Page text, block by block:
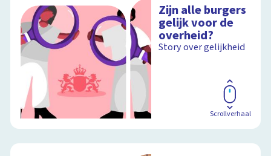
Zijn alle burgers
gelijk voor de
overheid?
Story over gelijkheid
Scrollverhaal